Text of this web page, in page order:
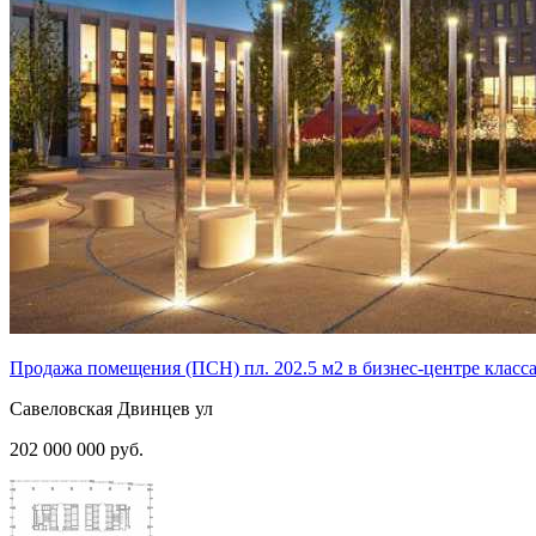
Продажа помещения (ПСН) пл. 202.5 м2 в бизнес-центре
Савеловская Двинцев ул
202 000 000 руб.